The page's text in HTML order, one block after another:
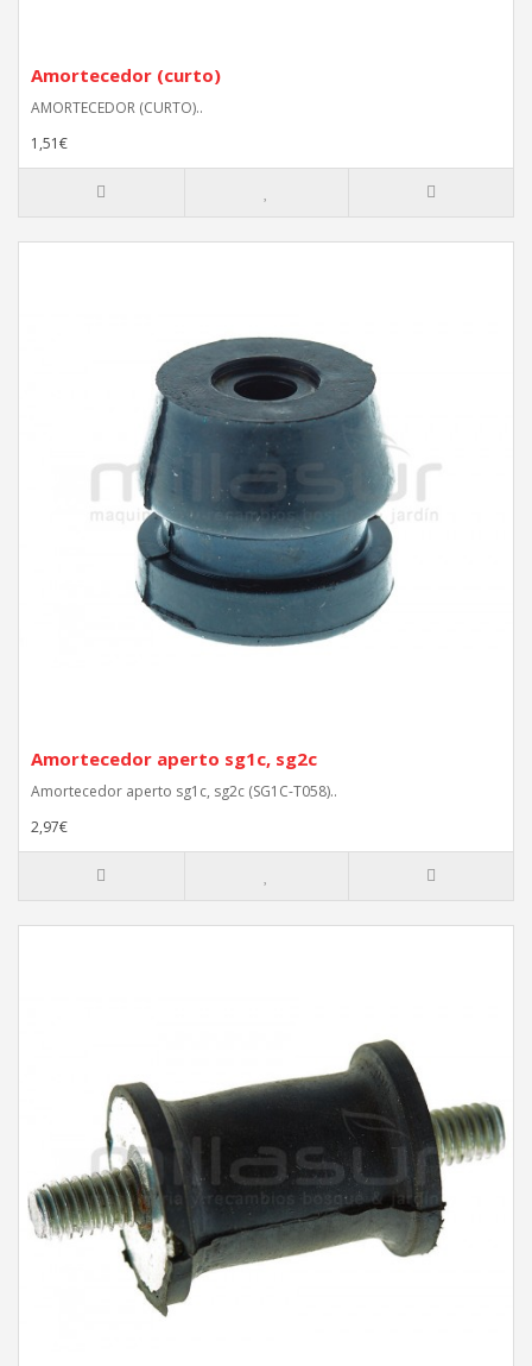
Amortecedor (curto)
AMORTECEDOR (CURTO)..
1,51€
Amortecedor aperto sg1c, sg2c
Amortecedor aperto sg1c, sg2c (SG1C-T058)..
2,97€